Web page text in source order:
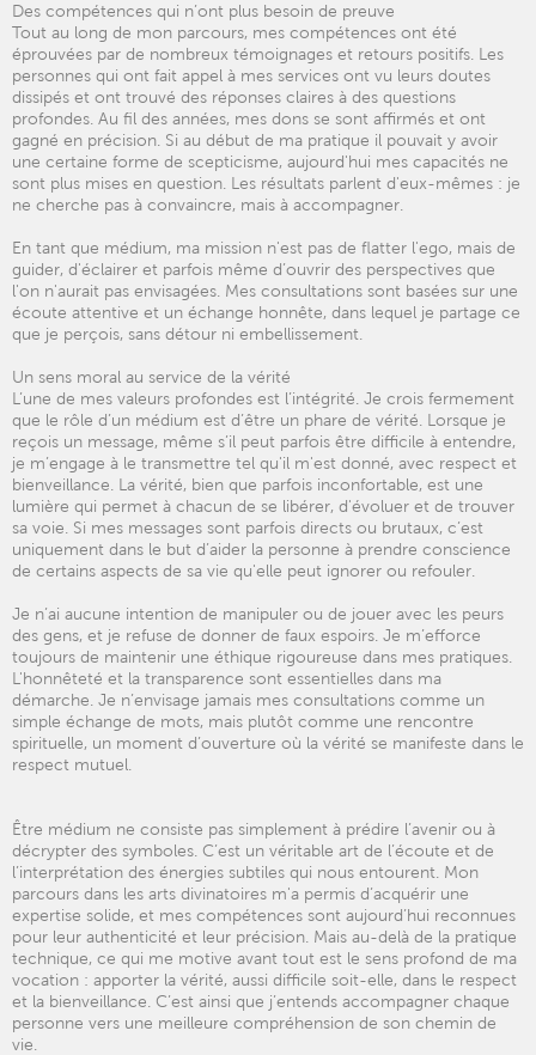
Des compétences qui n’ont plus besoin de preuve
Tout au long de mon parcours, mes compétences ont été
éprouvées par de nombreux témoignages et retours positifs. Les
personnes qui ont fait appel à mes services ont vu leurs doutes
dissipés et ont trouvé des réponses claires à des questions
profondes. Au fil des années, mes dons se sont affirmés et ont
gagné en précision. Si au début de ma pratique il pouvait y avoir
une certaine forme de scepticisme, aujourd'hui mes capacités ne
sont plus mises en question. Les résultats parlent d'eux-mêmes : je
ne cherche pas à convaincre, mais à accompagner.
En tant que médium, ma mission n'est pas de flatter l'ego, mais de
guider, d'éclairer et parfois même d’ouvrir des perspectives que
l'on n'aurait pas envisagées. Mes consultations sont basées sur une
écoute attentive et un échange honnête, dans lequel je partage ce
que je perçois, sans détour ni embellissement.
Un sens moral au service de la vérité
L’une de mes valeurs profondes est l’intégrité. Je crois fermement
que le rôle d’un médium est d’être un phare de vérité. Lorsque je
reçois un message, même s’il peut parfois être difficile à entendre,
je m’engage à le transmettre tel qu'il m'est donné, avec respect et
bienveillance. La vérité, bien que parfois inconfortable, est une
lumière qui permet à chacun de se libérer, d'évoluer et de trouver
sa voie. Si mes messages sont parfois directs ou brutaux, c’est
uniquement dans le but d’aider la personne à prendre conscience
de certains aspects de sa vie qu'elle peut ignorer ou refouler.
Je n’ai aucune intention de manipuler ou de jouer avec les peurs
des gens, et je refuse de donner de faux espoirs. Je m’efforce
toujours de maintenir une éthique rigoureuse dans mes pratiques.
L'honnêteté et la transparence sont essentielles dans ma
démarche. Je n’envisage jamais mes consultations comme un
simple échange de mots, mais plutôt comme une rencontre
spirituelle, un moment d’ouverture où la vérité se manifeste dans le
respect mutuel.
Être médium ne consiste pas simplement à prédire l’avenir ou à
décrypter des symboles. C’est un véritable art de l’écoute et de
l’interprétation des énergies subtiles qui nous entourent. Mon
parcours dans les arts divinatoires m'a permis d’acquérir une
expertise solide, et mes compétences sont aujourd’hui reconnues
pour leur authenticité et leur précision. Mais au-delà de la pratique
technique, ce qui me motive avant tout est le sens profond de ma
vocation : apporter la vérité, aussi difficile soit-elle, dans le respect
et la bienveillance. C’est ainsi que j’entends accompagner chaque
personne vers une meilleure compréhension de son chemin de
vie.